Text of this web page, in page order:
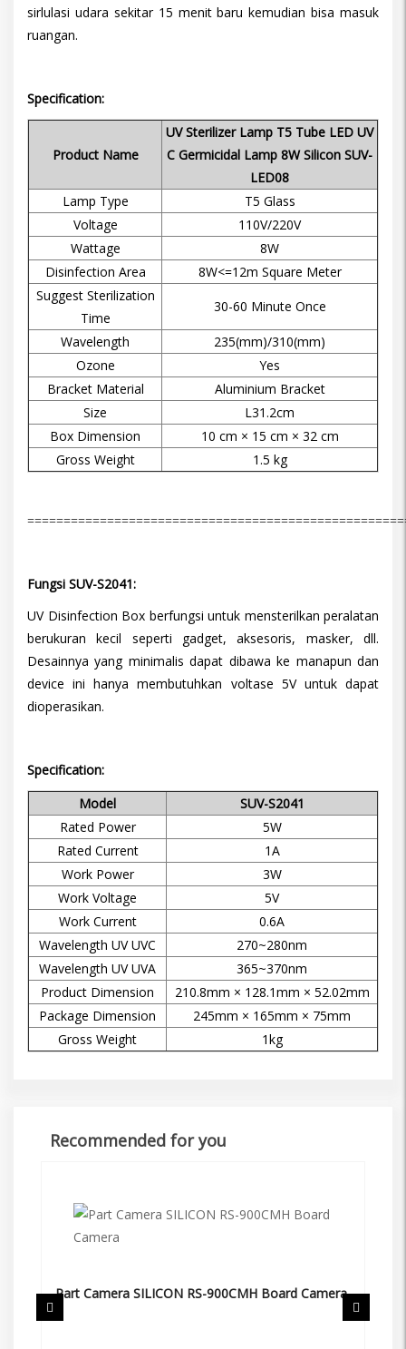
sirlulasi udara sekitar 15 menit baru kemudian bisa masuk
ruangan.
Specification:
Product Name
UV Sterilizer Lamp T5 Tube LED UV
C Germicidal Lamp 8W Silicon SUV-
LED08
Lamp Type
T5 Glass
Voltage
110V/220V
Wattage
8W
Disinfection Area
8W<=12m Square Meter
Suggest Sterilization
Time
30-60 Minute Once
Wavelength
235(mm)/310(mm)
Ozone
Yes
Bracket Material
Aluminium Bracket
Size
L31.2cm
Box Dimension
10 cm × 15 cm × 32 cm
Gross Weight
1.5 kg
Fungsi SUV-S2041:
UV Disinfection Box berfungsi untuk mensterilkan peralatan
berukuran kecil seperti gadget, aksesoris, masker, dll.
Desainnya yang minimalis dapat dibawa ke manapun dan
device ini hanya membutuhkan voltase 5V untuk dapat
dioperasikan.
Specification:
Model
SUV-S2041
Rated Power
5W
Rated Current
1A
Work Power
3W
Work Voltage
5V
Work Current
0.6A
Wavelength UV UVC
270~280nm
Wavelength UV UVA
365~370nm
Product Dimension
210.8mm × 128.1mm × 52.02mm
Package Dimension
245mm × 165mm × 75mm
Gross Weight
1kg
Recommended for you
Part Camera SILICON RS-900CMH Board Camera